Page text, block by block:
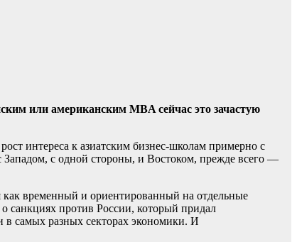
или американским MBA сейчас это зачастую
интереса к азиатским бизнес-школам примерно с
с одной стороны, и Востоком, прежде всего —
временный и ориентированный на отдельные
санкциях против России, который придал
в самых разных секторах экономики. И